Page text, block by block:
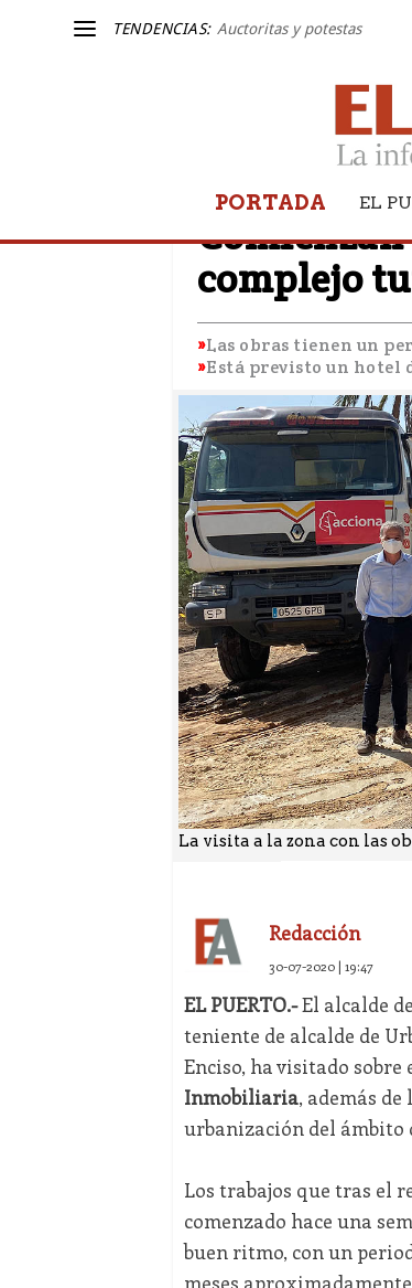
TENDENCIAS: Auctoritas y potestas
PORTADA EL
EL PUERTO
complejo
Las obras tienen un
Está previsto un hotel
La visita a la zona con las
Redacción
30-07-2020 | 19:47
EL PUERTO.-El alcalde
teniente de alcalde de
Enciso, ha visitado
Inmobiliaria, además
urbanización del ámbito
Los trabajos que tras el
comenzado hace una
buen ritmo, con un